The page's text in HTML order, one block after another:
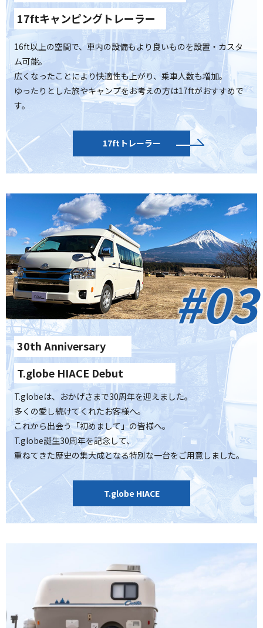
17ftキャンピングトレーラー
16ft以上の空間で、車内の設備もより良いものを設置・カスタ
ム可能。
広くなったことにより快適性も上がり、乗車人数も増加。
ゆったりとした旅やキャンプをお考えの方は17ftがおすすめで
す。
17ftトレーラー
#03
30th Anniversary
T.globe HIACE Debut
T.globeは、おかげさまで30周年を迎えました。
多くの愛し続けてくれたお客様へ。
これから出会う「初めまして」の皆様へ。
T.globe誕生30周年を記念して、
重ねてきた歴史の集大成となる特別な一台をご用意しました。
T.globe HIACE